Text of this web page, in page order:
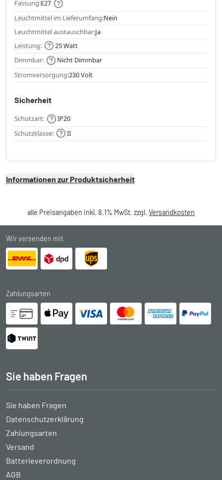
Fassung:E27
Leuchtmittel im Lieferumfang:Nein
Leuchtmittel austauschbar:Ja
Leistung:
25 Watt
Dimmbar:
Nicht Dimmbar
Stromversorgung:230 Volt
Sicherheit
Schutzart:
IP20
Schutzklasse:
II
Informationen zur Produktsicherheit
alle Preisangaben inkl. 8.1% MwSt. zzgl. Versandkosten
Wir versenden mit
Zahlungsarten
Sie haben Fragen
Sie haben Fragen
Datenschutzerklärung
Zahlungsarten
Versand
Batterieverordnung
AGB